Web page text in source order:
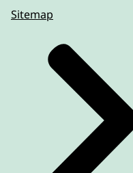
Sitemap